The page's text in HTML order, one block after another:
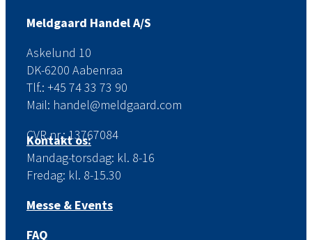
Meldgaard Handel A/S
Askelund 10
DK-6200 Aabenraa
Tlf.: +45 74 33 73 90
Mail: handel@meldgaard.com
CVR.nr.: 13767084
Kontakt os:
Mandag-torsdag: kl. 8-16
Fredag: kl. 8-15.30
Messe & Events
FAQ